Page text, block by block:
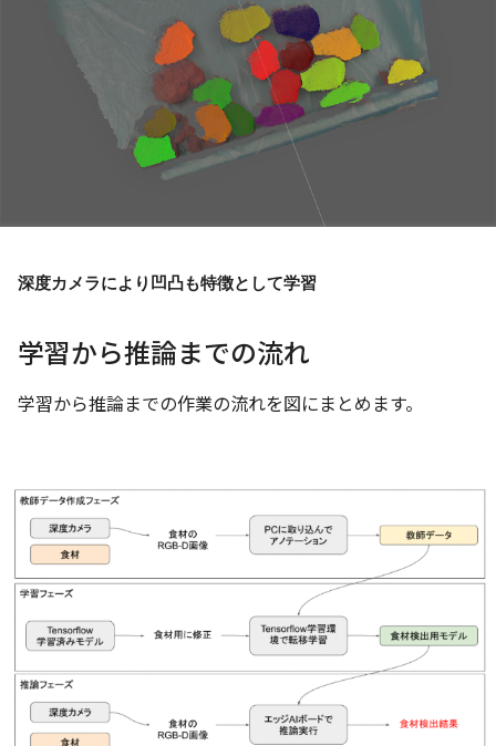
深度カメラにより凹凸も特徴として学習
学習から推論までの流れ
学習から推論までの作業の流れを図にまとめます。